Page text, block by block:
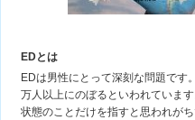
EDとは
EDは男性にとって深刻な問題です
万人以上にのぼるといわれていま
状態のことだけを指すと思われが